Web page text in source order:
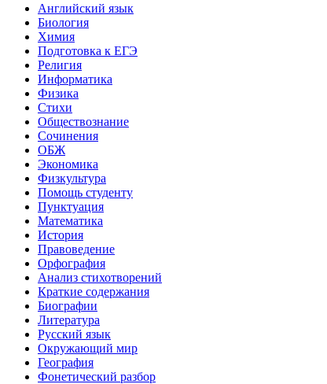
Английский язык
Биология
Химия
Подготовка к ЕГЭ
Религия
Информатика
Физика
Стихи
Обществознание
Сочинения
ОБЖ
Экономика
Физкультура
Помощь студенту
Пунктуация
Математика
История
Правоведение
Орфография
Анализ стихотворений
Краткие содержания
Биографии
Литература
Русский язык
Окружающий мир
География
Фонетический разбор